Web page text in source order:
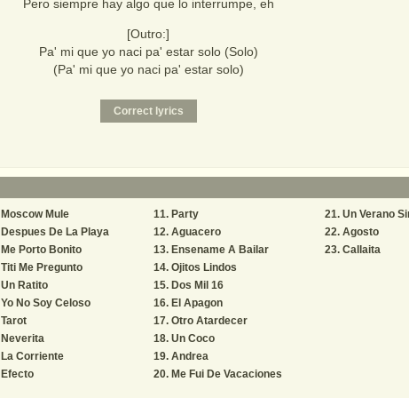
Pero siempre hay algo que lo interrumpe, eh
[Outro:]
Pa' mi que yo naci pa' estar solo (Solo)
(Pa' mi que yo naci pa' estar solo)
Moscow Mule
Despues De La Playa
Me Porto Bonito
Titi Me Pregunto
Un Ratito
Yo No Soy Celoso
Tarot
Neverita
La Corriente
Efecto
Party
Aguacero
Ensename A Bailar
Ojitos Lindos
Dos Mil 16
El Apagon
Otro Atardecer
Un Coco
Andrea
Me Fui De Vacaciones
Un Verano
Agosto
Callaita